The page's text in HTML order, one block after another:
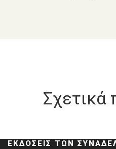
Σχετικά
ΕΚΔΌΣΕΙΣ ΤΩΝ